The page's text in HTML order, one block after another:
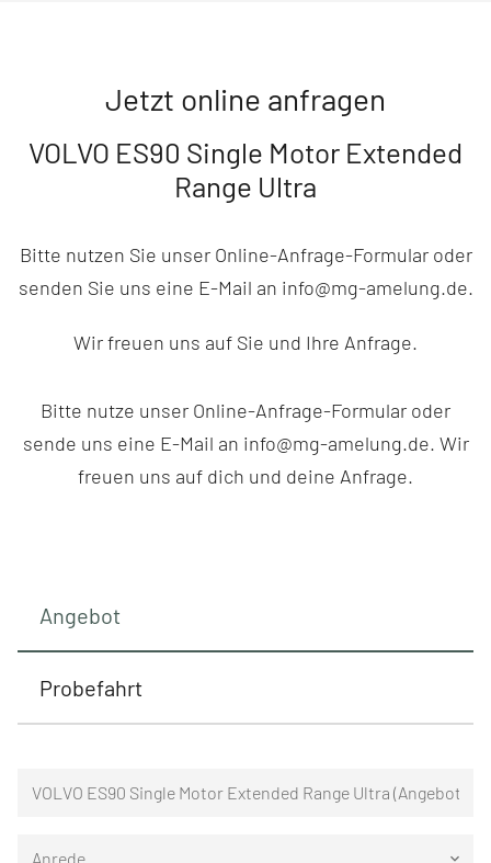
Jetzt online anfragen
VOLVO ES90 Single Motor Extended
Range Ultra
Bitte nutzen Sie unser Online-Anfrage-Formular oder
senden Sie uns eine E-Mail an info@mg-amelung.de.
Wir freuen uns auf Sie und Ihre Anfrage.
Bitte nutze unser Online-Anfrage-Formular oder
sende uns eine E-Mail an info@mg-amelung.de. Wir
freuen uns auf dich und deine Anfrage.
Angebot
Probefahrt
Anrede keyboard_arrow_down